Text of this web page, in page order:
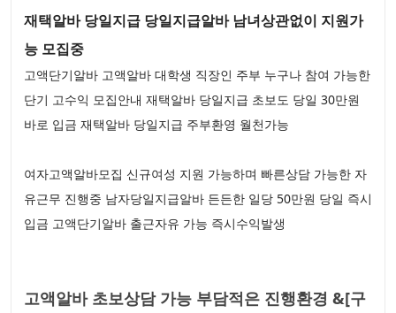
재택알바 당일지급 당일지급알바 남녀상관없이 지원가
능 모집중
고액단기알바 고액알바 대학생 직장인 주부 누구나 참여 가능한
단기 고수익 모집안내 재택알바 당일지급 초보도 당일 30만원
바로 입금 재택알바 당일지급 주부환영 월천가능
여자고액알바모집 신규여성 지원 가능하며 빠른상담 가능한 자
유근무 진행중 남자당일지급알바 든든한 일당 50만원 당일 즉시
입금 고액단기알바 출근자유 가능 즉시수익발생
고액알바 초보상담 가능 부담적은 진행환경 &[구